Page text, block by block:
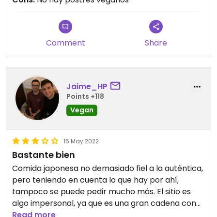
Además el camarero atiende de maravilla.
Estuvimos muy agusto. ¡Muchas gracias!
Comment Share
Jaime_HP
Points +118
Vegan
15 May 2022
Bastante bien
Comida japonesa no demasiado fiel a la auténtica,
pero teniendo en cuenta lo que hay por ahí,
tampoco se puede pedir mucho más. El sitio es
algo impersonal, ya que es una gran cadena con